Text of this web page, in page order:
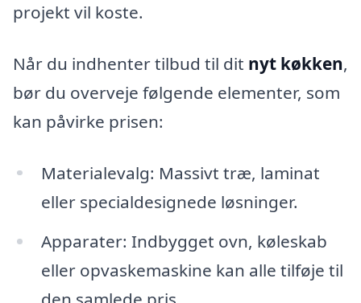
projekt vil koste.
Når du indhenter tilbud til dit nyt køkken,
bør du overveje følgende elementer, som
kan påvirke prisen:
Materialevalg: Massivt træ, laminat
eller specialdesignede løsninger.
Apparater: Indbygget ovn, køleskab
eller opvaskemaskine kan alle tilføje til